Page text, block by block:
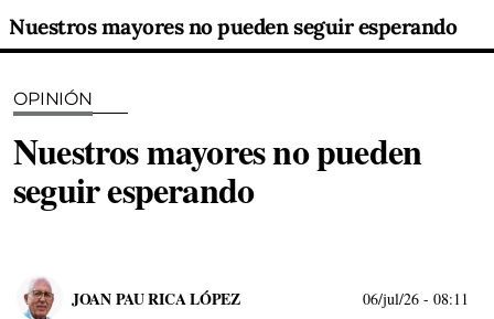
Nuestros mayores no pueden seguir esperando
OPINIÓN
Nuestros mayores no pueden
seguir esperando
JOAN PAU RICA LÓPEZ 06/jul/26 - 08:11